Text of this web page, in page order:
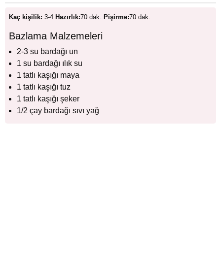
Kaç kişilik: 3-4 Hazırlık:70 dak. Pişirme:70 dak.
Bazlama Malzemeleri
2-3 su bardağı un
1 su bardağı ılık su
1 tatlı kaşığı maya
1 tatlı kaşığı tuz
1 tatlı kaşığı şeker
1/2 çay bardağı sıvı yağ